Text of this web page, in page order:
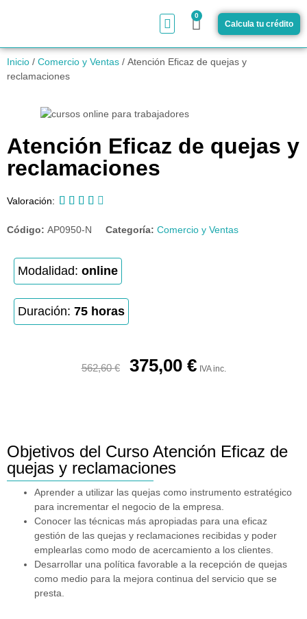
0
Calcula tu crédito
Inicio / Comercio y Ventas / Atención Eficaz de quejas y
reclamaciones
Atención Eficaz de quejas y
reclamaciones
Valoración:     
Código: AP0950-N Categoría: Comercio y Ventas
Modalidad: online
Duración: 75 horas
562,60€ 375,00 € IVA inc.
Objetivos del Curso Atención Eficaz de
quejas y reclamaciones
Aprender a utilizar las quejas como instrumento estratégico
para incrementar el negocio de la empresa.
Conocer las técnicas más apropiadas para una eficaz
gestión de las quejas y reclamaciones recibidas y poder
emplearlas como modo de acercamiento a los clientes.
Desarrollar una política favorable a la recepción de quejas
como medio para la mejora continua del servicio que se
presta.